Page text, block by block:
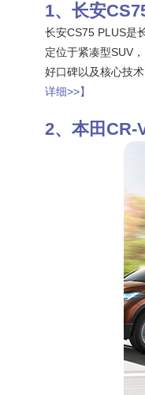
长安
长安CS75 PLUS是
定位于紧凑型SUV
好口碑以及核心技
详细>>】
本田CR-